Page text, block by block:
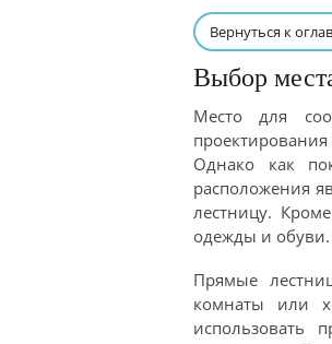
Вернуться к
Выбор
Место для
Однако как
расположения
лестницу.
одежды и обуви.
Прямые
комнаты или
использовать